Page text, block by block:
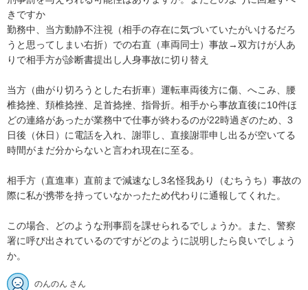
きですか
勤務中、当方動静不注視（相手の存在に気づいていたがいけるだろ
うと思ってしまい右折）での右直（車両同士）事故→双方けが人あ
りで相手方が診断書提出し人身事故に切り替え
当方（曲がり切ろうとした右折車）運転車両後方に傷、へこみ、腰
椎捻挫、頚椎捻挫、足首捻挫、指骨折。相手から事故直後に10件ほ
どの連絡があったが業務中で仕事が終わるのが22時過ぎのため、3
日後（休日）に電話を入れ、謝罪し、直接謝罪申し出るが空いてる
時間がまだ分からないと言われ現在に至る。
相手方（直進車）直前まで減速なし3名怪我あり（むちうち）事故の
際に私が携帯を持っていなかったため代わりに通報してくれた。
この場合、どのような刑事罰を課せられるでしょうか。また、警察
署に呼び出されているのですがどのように説明したら良いでしょう
か。
のんのん さん